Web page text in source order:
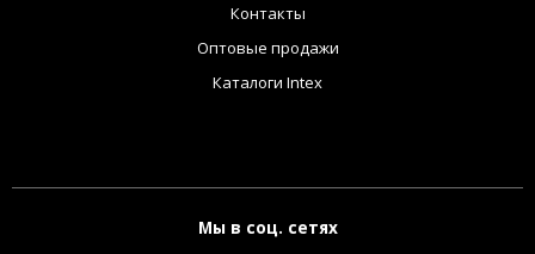
Контакты
Оптовые продажи
Каталоги Intex
Мы в соц. сетях